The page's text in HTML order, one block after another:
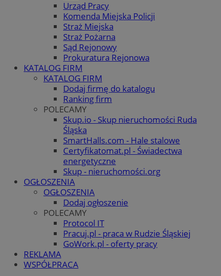
Urząd Pracy
Komenda Miejska Policji
Straż Miejska
Straż Pożarna
Sąd Rejonowy
Prokuratura Rejonowa
KATALOG FIRM
KATALOG FIRM
Dodaj firmę do katalogu
Ranking firm
POLECAMY
Skup.io - Skup nieruchomości Ruda
Śląska
SmartHalls.com - Hale stalowe
Certyfikatomat.pl - Świadectwa
energetyczne
Skup - nieruchomości.org
OGŁOSZENIA
OGŁOSZENIA
Dodaj ogłoszenie
POLECAMY
Protocol IT
Pracuj.pl - praca w Rudzie Śląskiej
GoWork.pl - oferty pracy
REKLAMA
WSPÓŁPRACA